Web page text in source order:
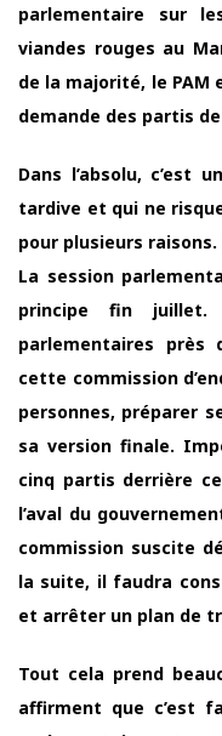
parlementaire sur
viandes rouges au
de la majorité, le PAM
demande des partis
Dans l’absolu, c’est
tardive et qui ne
pour plusieurs
La session
principe fin
parlementaires près
cette commission
personnes, préparer
sa version finale.
cinq partis derrière
l’aval du
commission suscite
la suite, il faudra
et arrêter un plan de
Tout cela prend
affirment que c’est